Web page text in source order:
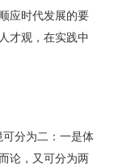
应时代发展的要
才观，在实践中
分为二：一是体
论，又可分为两